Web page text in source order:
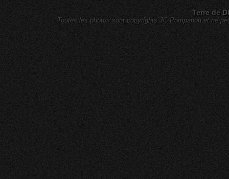
Terre de
Toutes les photos sont copyrights JC Pompanon et ne